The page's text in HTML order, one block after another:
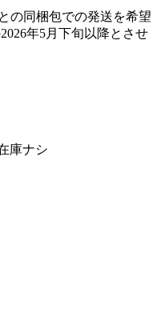
の同梱包での発送を希望
年5月下旬以降とさせ
庫ナシ